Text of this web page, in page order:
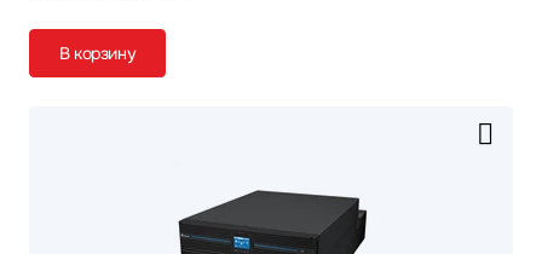
В корзину